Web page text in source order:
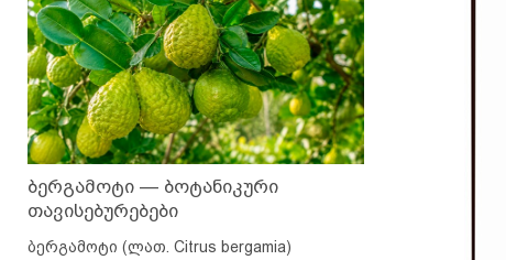
ბერგამოტი — ბოტანიკური
თავისებურებები
ბერგამოტი (ლათ. Citrus bergamia)